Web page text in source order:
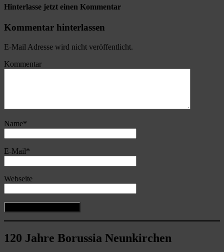
Hinterlasse jetzt einen Kommentar
Kommentar hinterlassen
E-Mail Adresse wird nicht veröffentlicht.
Kommentar
Name*
E-Mail*
Webseite
120 Jahre Borussia Neunkirchen